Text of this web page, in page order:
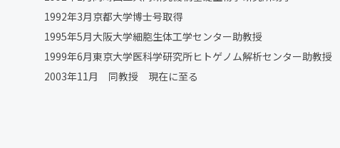
1992年3月京都大学博士号取得
1995年5月大阪大学細胞生体工学センター助教授
1999年6月東京大学医科学研究所ヒトゲノム解析センター助教授
2003年11月 同教授 現在に至る